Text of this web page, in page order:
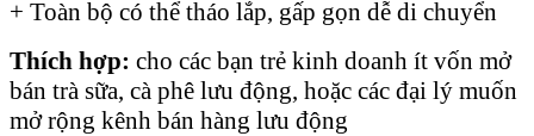
+ Toàn bộ có thể tháo lắp, gấp gọn dễ di chuyển
Thích hợp: cho các bạn trẻ kinh doanh ít vốn mở
bán trà sữa, cà phê lưu động, hoặc các đại lý muốn
mở rộng kênh bán hàng lưu động